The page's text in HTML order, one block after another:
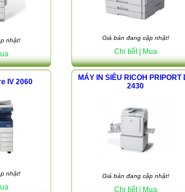
nhật! Giá bán đang cập nhật!
Chi tiết | Mua
IV 2060
nhật!
MÁY IN SIÊU RICOH PRIPORT
2430
Giá bán đang cập nhật!
Chi tiết | Mua